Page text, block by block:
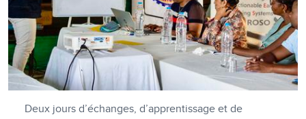
Deux jours d’échanges, d’apprentissage et de